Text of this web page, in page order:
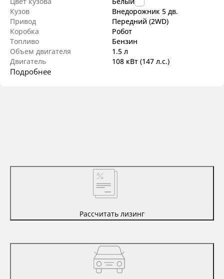
Кузов
Внедорожник 5 дв.
Привод
Передний (2WD)
Коробка
Робот
Топливо
Бензин
Объем двигателя
1.5 л
Двигатель
108 кВт (147 л.с.)
Подробнее
Рассчитать лизинг